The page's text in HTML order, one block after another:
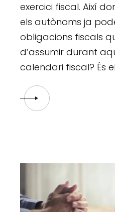
exercici fiscal. Així
els autònoms ja
obligacions fiscals
d’assumir durant
calendari fiscal? És